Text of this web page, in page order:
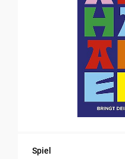
Spiel